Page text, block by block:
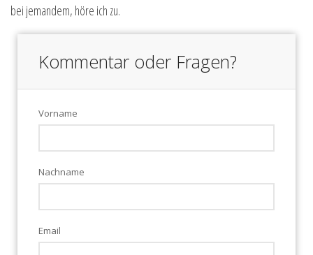
bei jemandem, höre ich zu.
Kommentar oder Fragen?
Vorname
Nachname
Email